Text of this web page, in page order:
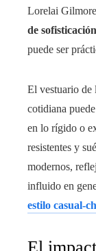
Lorelai
de sofisticación
puede ser
El vestuario de
cotidiana
en lo rígido o
resistentes y
modernos,
influido en
estilo casual-